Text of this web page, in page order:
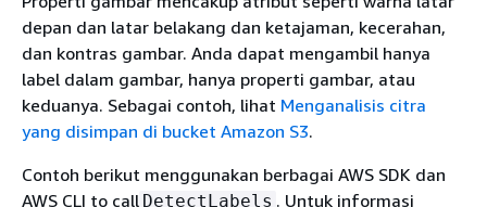
depan dan latar belakang dan ketajaman, kecerahan,
dan kontras gambar. Anda dapat mengambil hanya
label dalam gambar, hanya properti gambar, atau
keduanya. Sebagai contoh, lihat Menganalisis citra
yang disimpan di bucket Amazon S3.
Contoh berikut menggunakan berbagai AWS SDK dan
AWS CLI to call DetectLabels . Untuk informasi